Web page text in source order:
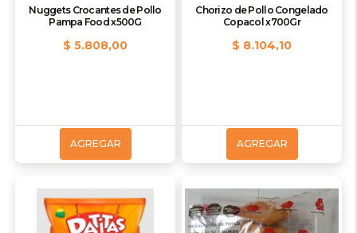
Nuggets Crocantes de Pollo
Pampa Food x500G
$ 5.808,00
AGREGAR
Chorizo de Pollo Congelado
Copacol x700Gr
$ 8.104,10
AGREGAR